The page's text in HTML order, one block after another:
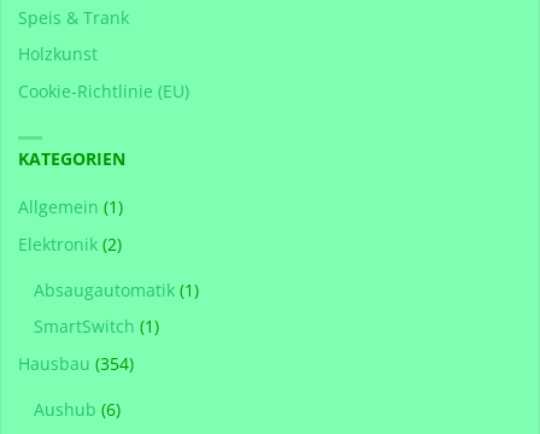
Speis & Trank
Holzkunst
Cookie-Richtlinie (EU)
KATEGORIEN
Allgemein (1)
Elektronik(2)
Absaugautomatik (1)
SmartSwitch (1)
Hausbau (354)
Aushub (6)